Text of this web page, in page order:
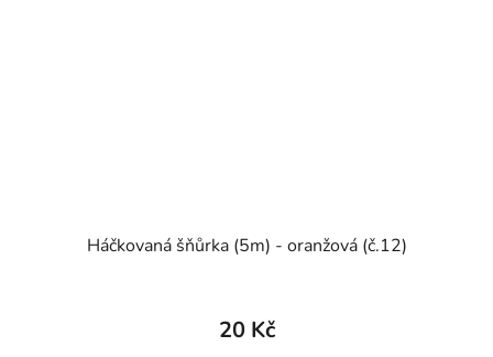
Háčkovaná šňůrka (5m) - oranžová (č.12)
20 Kč